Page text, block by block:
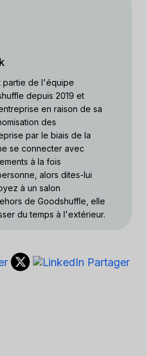
partie de l'équipe
depuis 2019 et
en raison de sa
des
par le biais de la
se connecter avec
à la fois
alors dites-lui
à un salon
de Goodshuffle, elle
du temps à l'extérieur.